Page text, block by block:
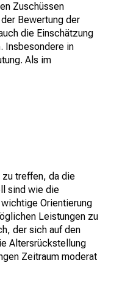
Zuschüssen
Bewertung der
die Einschätzung
Insbesondere in
Als im
zu treffen, da die
sind wie die
Orientierung
Leistungen zu
der sich auf den
Altersrückstellung
Zeitraum moderat